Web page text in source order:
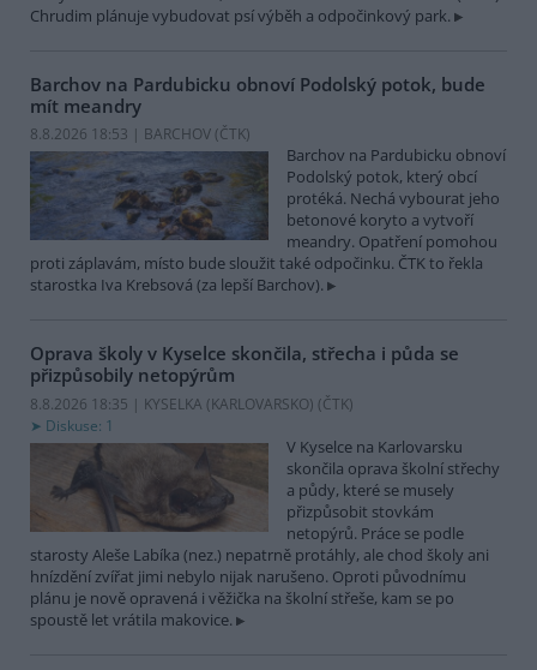
Chrudim plánuje vybudovat psí výběh a odpočinkový park.
Barchov na Pardubicku obnoví Podolský potok, bude
mít meandry
8.8.2026 18:53 | BARCHOV (ČTK)
Barchov na Pardubicku obnoví
Podolský potok, který obcí
protéká. Nechá vybourat jeho
betonové koryto a vytvoří
meandry. Opatření pomohou
proti záplavám, místo bude sloužit také odpočinku. ČTK to řekla
starostka Iva Krebsová (za lepší Barchov).
Oprava školy v Kyselce skončila, střecha i půda se
přizpůsobily netopýrům
8.8.2026 18:35 | KYSELKA (KARLOVARSKO) (ČTK)
Diskuse: 1
V Kyselce na Karlovarsku
skončila oprava školní střechy
a půdy, které se musely
přizpůsobit stovkám
netopýrů. Práce se podle
starosty Aleše Labíka (nez.) nepatrně protáhly, ale chod školy ani
hnízdění zvířat jimi nebylo nijak narušeno. Oproti původnímu
plánu je nově opravená i věžička na školní střeše, kam se po
spoustě let vrátila makovice.